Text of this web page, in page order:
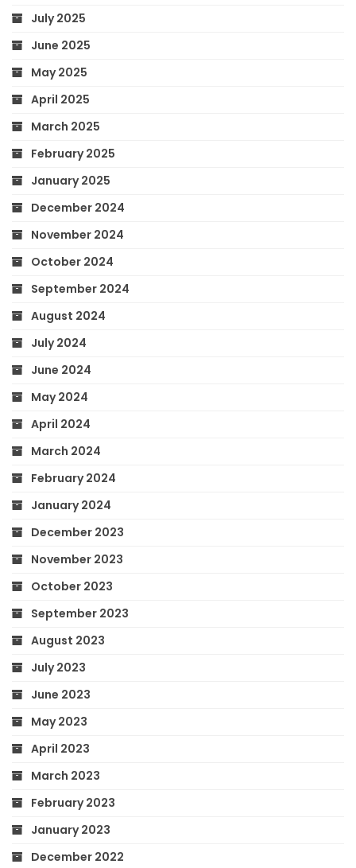
July 2025
June 2025
May 2025
April 2025
March 2025
February 2025
January 2025
December 2024
November 2024
October 2024
September 2024
August 2024
July 2024
June 2024
May 2024
April 2024
March 2024
February 2024
January 2024
December 2023
November 2023
October 2023
September 2023
August 2023
July 2023
June 2023
May 2023
April 2023
March 2023
February 2023
January 2023
December 2022